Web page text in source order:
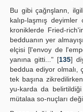
Bu gibi çağnşlann,
kalıp-laşmış
kroniklerde Fried-
bedduanın yer
elçisi [l'envoy de
yanına gitti..." [135]
beddua ediyor olmalı,
tek başına
yu-karda da
mütalaa so-nuçları